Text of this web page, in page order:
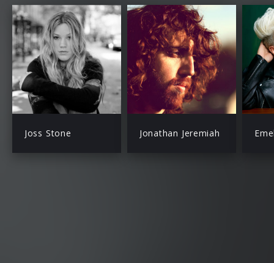
Joss Stone Jonathan Jeremiah